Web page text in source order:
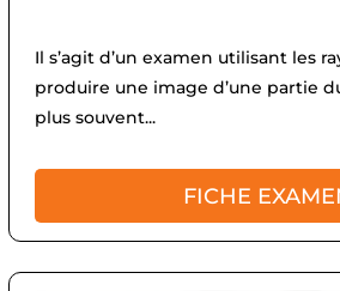
Il s’agit d’un examen utilisant les
produire une image d’une partie
plus souvent...
FICHE